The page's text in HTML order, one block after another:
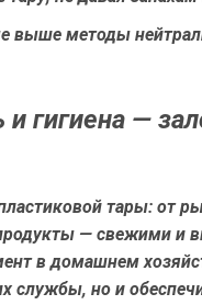
выше методы
гигиена —
тары: от
— свежими и
в домашнем
службы, но и